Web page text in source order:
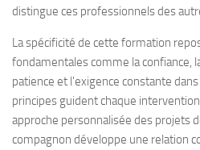
distingue ces professionnels des
La spécificité de cette formation
fondamentales comme la confiance,
patience et l'exigence constante
principes guident chaque
approche personnalisée des projets
compagnon développe une relation